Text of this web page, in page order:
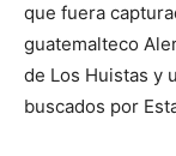
que fuera
guatemalteco
de Los Huistas y
buscados por